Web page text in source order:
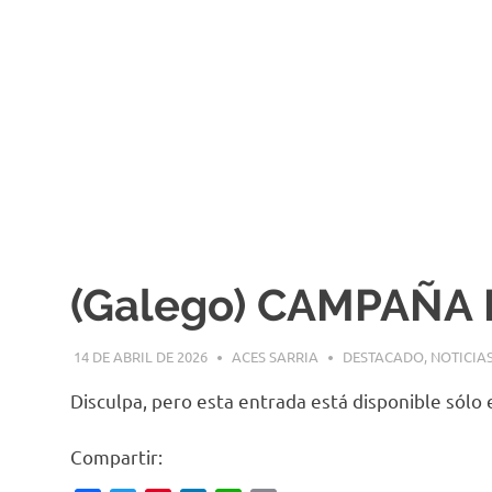
(Galego) CAMPAÑA
14 DE ABRIL DE 2026 ACES SARRIA DESTACADO,
Disculpa, pero esta entrada está disponible sólo
Compartir: